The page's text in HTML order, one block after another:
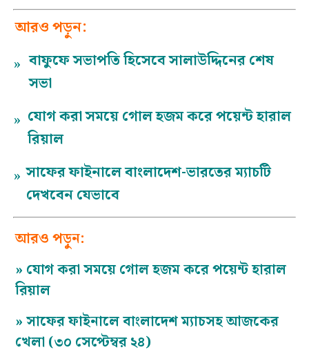
আরও পড়ুন:
» বাফুফে সভাপতি হিসেবে সালাউদ্দিনের শেষ
সভা
» যোগ করা সময়ে গোল হজম করে পয়েন্ট হারাল
রিয়াল
» সাফের ফাইনালে বাংলাদেশ-ভারতের ম্যাচটি
দেখবেন যেভাবে
আরও পড়ুন:
» যোগ করা সময়ে গোল হজম করে পয়েন্ট হারাল
রিয়াল
»সাফের ফাইনালে বাংলাদেশ ম্যাচসহ আজকের
খেলা (৩০ সেপ্টেম্বর ২৪)